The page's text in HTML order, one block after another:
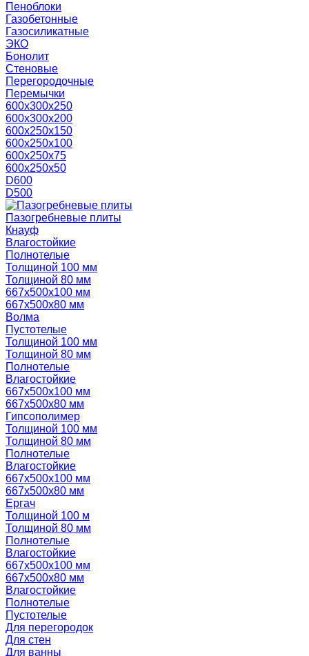
Пеноблоки
Газобетонные
Газосиликатные
ЭКО
Бонолит
Стеновые
Перегородочные
Перемычки
600х300х250
600х300х200
600х250х150
600х250х100
600х250х75
600х250х50
D600
D500
Пазогребневые плиты
Кнауф
Влагостойкие
Полнотелые
Толщиной 100 мм
Толщиной 80 мм
667х500х100 мм
667х500х80 мм
Волма
Пустотелые
Толщиной 100 мм
Толщиной 80 мм
Полнотелые
Влагостойкие
667х500х100 мм
667х500х80 мм
Гипсополимер
Толщиной 100 мм
Толщиной 80 мм
Полнотелые
Влагостойкие
667х500х100 мм
667х500х80 мм
Ергач
Толщиной 100 м
Толщиной 80 мм
Полнотелые
Влагостойкие
667х500х100 мм
667х500х80 мм
Влагостойкие
Полнотелые
Пустотелые
Для перегородок
Для стен
Для ванны